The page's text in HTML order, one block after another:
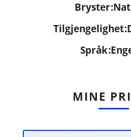
Bryster
Tilgjengelighet
Språk
MINE